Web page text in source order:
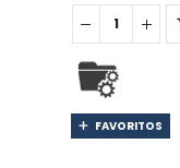
FAVORITOS